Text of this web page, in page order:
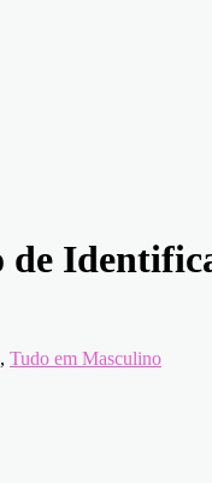
, Tudo em Masculino